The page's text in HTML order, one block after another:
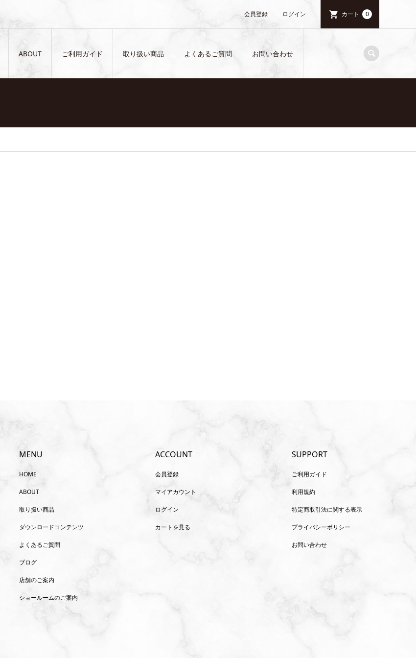
会員登録 ログイン カート 0
ABOUT ご利用ガイド 取り扱い商品 よくあるご質問 お問い合わせ
MENU
HOME
ABOUT
取り扱い商品
ダウンロードコンテンツ
よくあるご質問
ブログ
店舗のご案内
ショールームのご案内
ACCOUNT
会員登録
マイアカウント
ログイン
カートを見る
SUPPORT
ご利用ガイド
利用規約
特定商取引法に関する表示
プライバシーポリシー
お問い合わせ